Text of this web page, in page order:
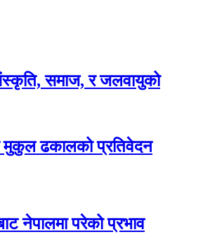
समाज, र जलवायुको
मुकुल ढकालको प्रतिवेदन
नेपालमा परेको प्रभाव